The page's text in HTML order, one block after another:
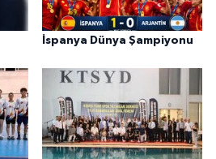
İspanya Dünya Şampiyonu